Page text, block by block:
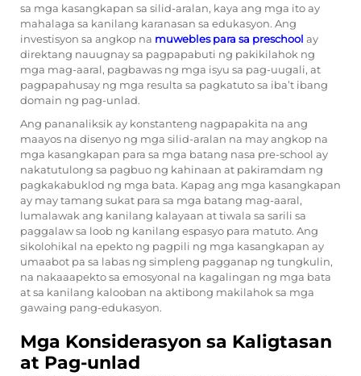
sa mga kasangkapan sa silid-aralan, kaya ang mga ito ay
mahalaga sa kanilang karanasan sa edukasyon. Ang
investisyon sa angkop na muwebles para sa preschool ay
direktang nauugnay sa pagpapabuti ng pakikilahok ng
mga mag-aaral, pagbawas ng mga isyu sa pag-uugali, at
pagpapahusay ng mga resulta sa pagkatuto sa iba’t ibang
domain ng pag-unlad.
Ang pananaliksik ay konstanteng nagpapakita na ang
maayos na disenyo ng mga silid-aralan na may angkop na
mga kasangkapan para sa mga batang nasa pre-school ay
nakatutulong sa pagbuo ng kahinaan at pakiramdam ng
pagkakabuklod ng mga bata. Kapag ang mga kasangkapan
ay may tamang sukat para sa mga batang mag-aaral,
lumalawak ang kanilang kalayaan at tiwala sa sarili sa
paggalaw sa loob ng kanilang espasyo para matuto. Ang
sikolohikal na epekto ng pagpili ng mga kasangkapan ay
umaabot pa sa labas ng simpleng pagganap ng tungkulin,
na nakaaapekto sa emosyonal na kagalingan ng mga bata
at sa kanilang kalooban na aktibong makilahok sa mga
gawaing pang-edukasyon.
Mga Konsiderasyon sa Kaligtasan
at Pag-unlad